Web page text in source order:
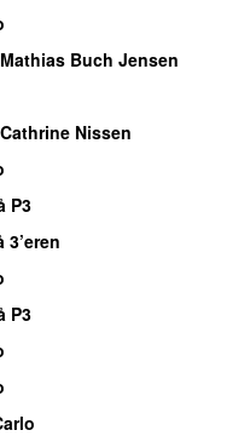
Buch Jensen
Nissen
P3
3’eren
P3